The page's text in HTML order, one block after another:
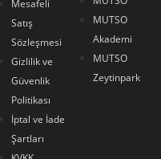
Mesafeli
Satış
Sözleşmesi
Gizlilik ve
Güvenlik
Politikası
İptal ve İade
Şartları
MUTSO
Akademi
MUTSO
Zeytinpark